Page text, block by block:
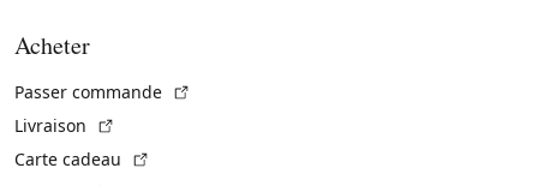
Acheter
Passer commande
Livraison
Carte cadeau